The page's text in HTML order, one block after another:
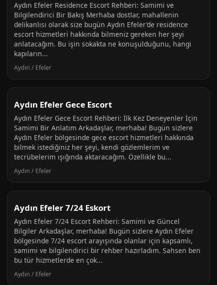
Aydın Efeler Residence Escort Rehberi: Samimi ve
Bilgilendirici Bir Bakış Merhaba dostlar, mahallenin
delikanlısı olarak size bugün Aydın Efeler’de residence
escort hizmetleri hakkında bilmeniz gereken her şeyi
anlatacağım. Bu işin sokakta ne konuşulduğunu, hangi
kapıların...
Aydın / Efeler
Aydın Efeler Gece Escort
Aydın Efeler Gece Escort Rehberi: İlk Kez Deneyenler İçin
Samimi Bir Anlatım Arkadaşlar, merhaba! Bugün sizlere
Aydın Efeler bölgesinde gece escort hizmetleri hakkında
bilmek istediğiniz her şeyi, kendi gözlemlerim ve
tecrübelerim ışığında aktaracağım. Özellikle bu...
Aydın / Efeler
Aydın Efeler 7/24 Eskort
Aydın Efeler 7/24 Escort Rehberi: Samimi ve Güncel
Bilgiler Arkadaşlar, merhaba! Bugün sizlere Aydın Efeler
bölgesinde 7/24 escort arayışında olanlar için kapsamlı,
samimi ve bilgilendirici bir rehber hazırladım. Sahsen ben
bu tür hizmetlerde en çok...
Aydın / Efeler